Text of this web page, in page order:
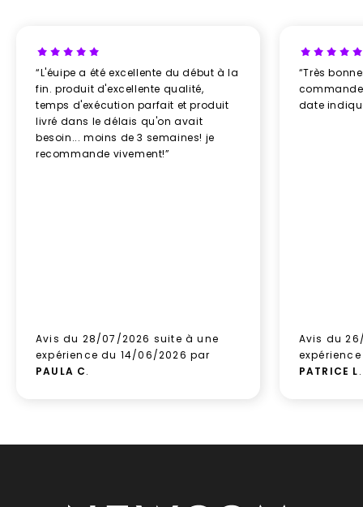
“L'éuipe a été excellente du début à la
fin. produit d'excellente qualité,
temps d'exécution parfait et produit
livré dans le délais qu'on avait
besoin... moins de 3 semaines! je
recommande vivement!”
Avis du 28/07/2026 suite à une
expérience du 14/06/2026 par
PAULA C.
“Très
date
Avis du
PATRICE L.